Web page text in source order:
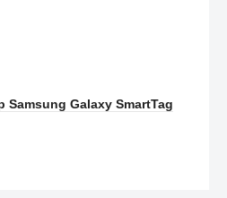
Samsung Galaxy SmartTag